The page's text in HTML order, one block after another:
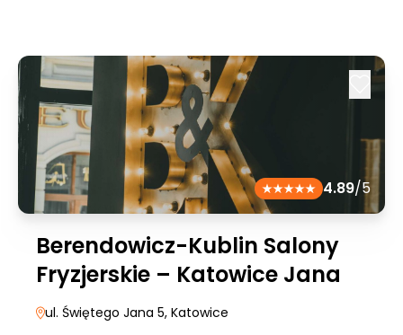
4.89/5
Berendowicz-Kublin Salony
Fryzjerskie – Katowice Jana
ul. Świętego Jana 5, Katowice